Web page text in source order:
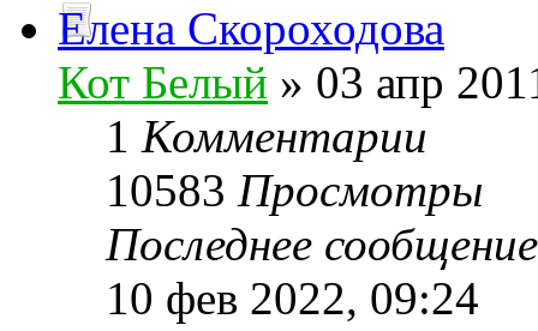
Елена Скороходова
Кот Белый » 03 апр
1 Комментарии
10583 Просмотры
Последнее
10 фев 2022, 09:24